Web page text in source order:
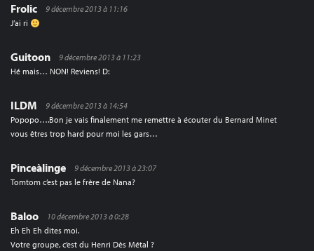
Frolic
9 décembre 2013 à 11:16
J’ai ri
Guitoon
9 décembre 2013 à 11:23
Hé mais… NON! Reviens! D:
ILDM
9 décembre 2013 à 14:54
Popopo….Bon je vais finalement me remettre à écouter du Bernard Minet
vous êtres trop hard pour moi les gars…
Pinceàlinge
9 décembre 2013 à 23:07
Tomtom c’est pas le frère de Nana?
Baloo
10 décembre 2013 à 0:28
Eh Eh Eh dites moi.
Votre groupe, c’est du Henri Dès Métal ?